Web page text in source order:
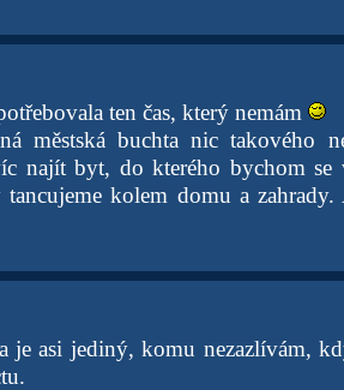
ten čas, který nemám
městská buchta nic takového
najít byt, do kterého bychom se
kolem domu a
je asi jediný, komu nezazlívám,